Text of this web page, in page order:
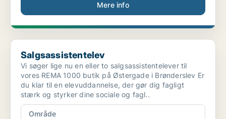
Mere info
Salgsassistentelev
Salgsassistentelev
Vi søger lige nu en eller to salgsassistentelever til
vores REMA 1000 butik på Østergade i Brønderslev Er
du klar til en elevuddannelse, der gør dig fagligt
stærk og styrker dine sociale og fagl..
Område